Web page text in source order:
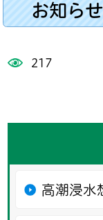
お知らせ
217
高潮浸水